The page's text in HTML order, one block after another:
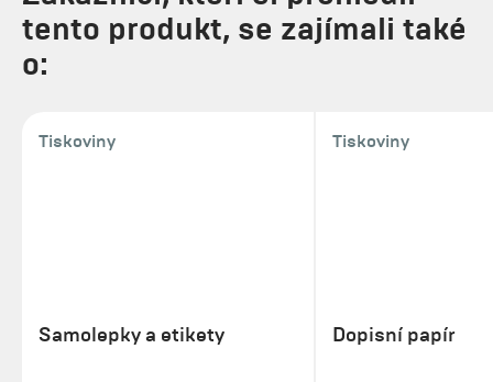
tento produkt, se zajímali také
o:
Tiskoviny
Samolepky a etikety
Tiskoviny
Dopisní papír